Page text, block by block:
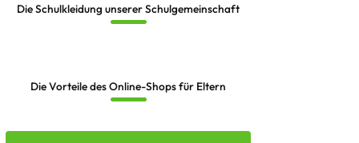
Die Schulkleidung unserer Schulgemeinschaft
Die Vorteile des Online-Shops für Eltern